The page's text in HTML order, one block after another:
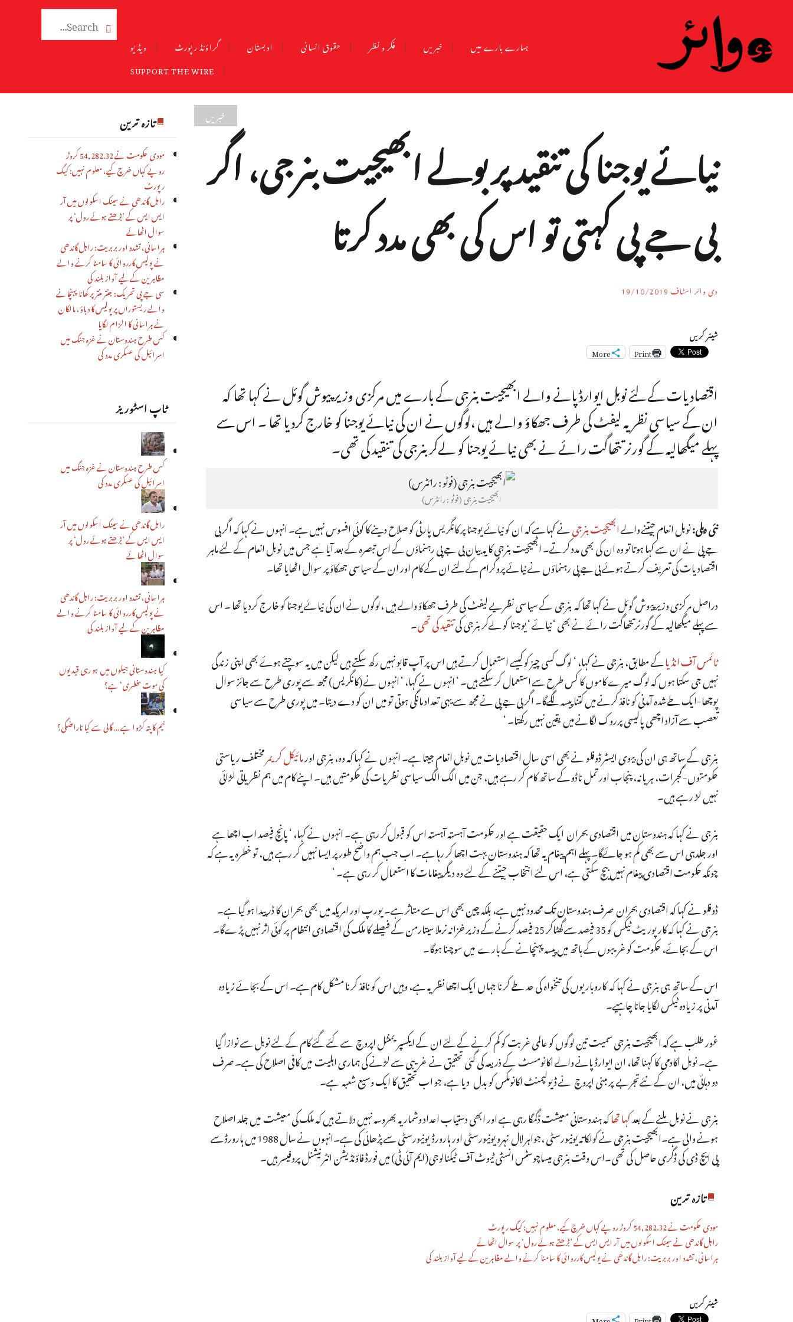
ہمارے بارے میں خبریں فکر و نظر حقوق انسانی ادبستان گراؤنڈ رپورٹ
ویڈیو
SUPPORT THE WIRE

تازہ ترین
مودی حکومت نے 54,282.32 کروڑ
روپے کہاں خرچ کیے، معلوم نہیں: کیگ
رپورٹ
راہل گاندھی نے سینک اسکولوں میں آر
ایس ایس کے ’بڑھتے ہوئے رول‘ پر
سوال اٹھائے
ہراسانی، تشدد اور بربریت: راہل گاندھی
نے پولیس کارروائی کا سامنا کرنے والے
مظاہرین کے لیے آواز بلند کی
سی جے پی تحریک: جنتر منتر پر کھانا پہنچانے
والے ریستوراں پر پولیس کا دباؤ، مالکان
نے ہراسانی کا الزام لگایا
کس طرح ہندوستان نے غزہ جنگ میں
اسرائیل کی عسکری مدد کی
ٹاپ اسٹوریز
کس طرح ہندوستان نے غزہ جنگ میں
اسرائیل کی عسکری مدد کی
راہل گاندھی نے سینک اسکولوں میں آر
ایس ایس کے ’بڑھتے ہوئے رول‘ پر
سوال اٹھائے
ہراسانی، تشدد اور بربریت: راہل گاندھی
نے پولیس کارروائی کا سامنا کرنے والے
مظاہرین کے لیے آواز بلند کی
کیا ہندوستانی جیلوں میں ہو رہی قیدیوں
کی موت ’فطری‘ ہے؟
نیم کا پتہ کڑوا ہے … گالی سے کیا ناراضگی؟
خبریں
نیائے یوجنا کی تنقید پر بولے ابھیجیت بنرجی، اگر
بی جے پی کہتی تو اس کی بھی مدد کرتا
دی وائر اسٹاف19/10/2019
شیئر کریں
Print
More
اقتصادیات کے لئے نوبل ایوارڈ پانے والے ابھیجیت بنرجی کے بارے میں مرکزی وزیر پیوش گوئل نے کہا تھا کہ
ان کے سیاسی نظریہ لیفٹ کی طرف جھکاؤ والے ہیں ،لوگوں نے ان کی نیائے یوجنا کو خارج کردیا تھا ۔ اس سے
پہلے میگھالیہ کے گورنر تتھاگت رائے نے بھی نیائے یوجنا کو لےکر بنرجی کی تنقید کی تھی۔
ابھیجیت بنرجی (فوٹو : رائٹرس)
نئی دہلی:نوبل انعام جیتنے والےابھیجیت بنرجینے کہا ہے کہ ان کو نیائے یوجنا پر کانگریس پارٹی کو صلاح دینے کا کوئی افسوس نہیں ہے۔ انہوں نے کہا کہ اگر بی
جے پی نے ان سے کہا ہوتا تو وہ ان کی بھی مدد کرتے۔ ابھیجیت بنرجی کا یہ بیان بی جے پی رہنماؤں کے اس تبصرہ کے بعد آیا ہے جس میں نوبل انعام کے لئے ماہر
اقتصادیات کی تعریف کرتے ہوئے بی جے پی رہنماؤں نے نیائے پروگرام کے لئے ان کے کام اور ان کے سیاسی جھکاؤ پر سوال اٹھایا تھا۔
دراصل مرکزی وزیر پیوش گوئل نے کہا تھا کہ بنرجی کے سیاسی نظریے لیفٹ کی طرف جھکاؤ والے ہیں ،لوگوں نے ان کی نیائے یوجنا کو خارج کردیا تھا ۔ اس
سے پہلے میگھالیہ کے گورنر تتھاگت رائے نے بھی ‘ نیائے ‘ یوجنا کو لےکر بنرجی کیتنقید کی تھی۔
ٹائمس آف انڈیاکے مطابق، بنرجی نے کہا، ‘ لوگ کسی چیز کو کیسے استعمال کرتے ہیں اس پر آپ قابو نہیں رکھ سکتے ہیں لیکن میں یہ سوچتے ہوئے بھی اپنی زندگی
نہیں جی سکتا ہوں کہ لوگ میرے کاموں کا کس طرح سے استعمال کر سکتے ہیں۔ ‘ انہوں نے کہا، ‘ انہوں نے (کانگریس) مجھ سے پوری طرح سے جائز سوال
پوچھا-ایک طےشدہ آمدنی کو نافذ کرنے میں کتنا پیسہ لگے‌گا۔ اگر بی جے پی نے مجھ سے یہی تعداد مانگی ہوتی تو میں ان کو دے دیتا۔ میں پوری طرح سے سیاسی
تعصب سے آزاد اچھی پالیسی پرروک لگانے میں یقین نہیں رکھتا۔ ‘
بنرجی کے ساتھ ہی ان کی بیوی ایسٹر ڈوفلو نے بھی اسی سال اقتصادیات میں نوبل انعام جیتا ہے۔ انہوں نے کہا کہ وہ، بنرجی اورمائیکل کریمرمختلف ریاستی
حکومتوں-گجرات، ہریانہ، پنجاب اور تمل ناڈو کے ساتھ کام کر رہے ہیں، جن میں الگ الگ سیاسی نظریات کی حکومتیں ہیں۔ اپنے کام میں ہم نظریاتی لڑائی
نہیں لڑ رہے ہیں۔
بنرجی نے کہا کہ ہندوستان میں اقتصادی بحران ایک حقیقت ہے اور حکومت آہستہ آہستہ اس کو قبول‌کر رہی ہے۔ انہوں نے کہا، ‘ پانچ فیصد اب اچھا ہے
اور جلدہی اس سے بھی کم ہو جائے‌گا۔ پہلے اہم پیغام یہ تھا کہ ہندوستان بہت اچھا کر رہا ہے۔ اب جب ہم واضح طور پر ایسا نہیں کر رہے ہیں، تو خطرہ یہ ہے کہ
چونکہ حکومت اقتصادی پیغام نہیں بیچ سکتی ہے، اس لئے انتخاب جیتنے کے لئے وہ دیگر پیغامات کا استعمال کر رہی ہے۔ ‘
ڈوفلو نے کہا کہ اقتصادی بحران صرف ہندوستان تک محدود نہیں ہے، بلکہ چین بھی اس سے متاثر ہے۔ یورپ اور امریکہ میں بھی بحران کا ڈر پیدا ہو گیا ہے۔
بنرجی نے کہا کہ کارپوریٹ ٹیکس کو 35 فیصد سے گھٹاکر 25 فیصد کرنے کے وزیر خزانہ نرملا سیتارمن کے فیصلے کا ملک کی اقتصادی انتظام پر کوئی اثر نہیں پڑے‌گا۔
اس کے بجائے، حکومت کو غریبوں کے ہاتھ میں پیسہ پہنچانے کے بارے میں سوچنا ہوگا۔
اس کے ساتھ ہی بنرجی نے کہا کہ کاروباریوں کی تنخواہ کی حد طے کرنا جہاں ایک اچھا نظریہ ہے، وہیں اس کو نافذ کرنا مشکل کام ہے۔ اس کے بجائے زیادہ
آمدنی پر زیادہ ٹیکس لگایا جانا چاہیے۔
غور طلب ہے کہ ابھیجیت بنرجی سمیت تین لوگوں کو عالمی غربت کو کم کرنے کے لئے ان کے ایکسپریمنٹل اپروچ سے کئے گئے کام کے لئے نوبل سے نوازا گیا
ہے۔ نوبل اکادمی کا کہنا تھا، ان ایوارڈ پانے والے اکانومسٹ کے ذریعہ کی گئی تحقیق نے غریبی سے لڑنے کی ہماری اہلیت میں کافی اصلاح کی ہے۔ صرف
دو دہائی میں، ان کے نئےتجربے پر مبنی اپروچ نے ڈیولپمنٹ اکانومکس کو بدل دیا ہے، جو اب تحقیق کا ایک وسیع شعبہ ہے۔
بنرجی نے نوبل ملنے کے بعدکہا تھاکہ ہندوستانی معیشت ڈگمگا رہی ہے اور ابھی دستیاب اعداد وشمار یہ بھروسہ نہیں دلاتے ہیں کہ ملک کی معیشت میں جلد اصلاح
ہونے والی ہے۔ابھیجیت بنرجی نے کولکاتہ یونیورسٹی ،جواہر لال نہرو یونیورسٹی اور ہارورڈ یونیورسٹی سے پڑھائی کی ہے۔انہوں نے سال 1988 میں ہارورڈ سے
پی ایچ ڈی کی ڈگری حاصل کی تھی۔اس وقت بنرجی میساچوسٹس انسٹی ٹیوٹ آف ٹیکنالوجی(ایم آئی ٹی) میں فورڈ فاؤنڈیشن انٹرنیشنل پروفیسر ہیں۔
تازہ ترین
مودی حکومت نے 54,282.32 کروڑ روپے کہاں خرچ کیے، معلوم نہیں: کیگ رپورٹ
راہل گاندھی نے سینک اسکولوں میں آر ایس ایس کے ’بڑھتے ہوئے رول‘ پر سوال اٹھائے
ہراسانی، تشدد اور بربریت: راہل گاندھی نے پولیس کارروائی کا سامنا کرنے والے مظاہرین کے لیے آواز بلند کی
شیئر کریں